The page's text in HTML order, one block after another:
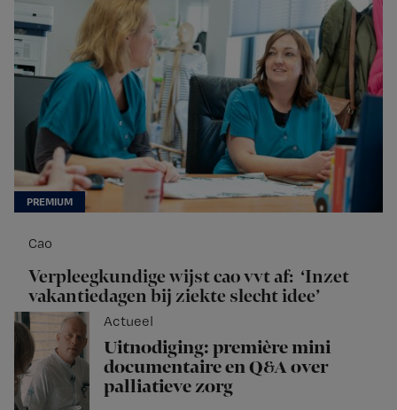
Cao
Verpleegkundige wijst cao vvt af: ‘Inzet
vakantiedagen bij ziekte slecht idee’
Actueel
Uitnodiging: première mini
documentaire en Q&A over
palliatieve zorg